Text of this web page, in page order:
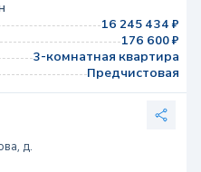
16 245 434 ₽
176 600 ₽
3-комнатная квартира
Предчистовая
д.